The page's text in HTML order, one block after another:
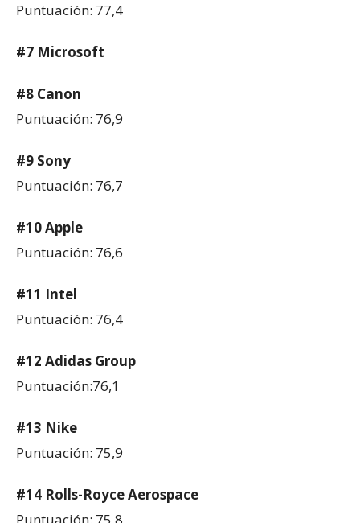
Puntuación: 77,4
#7 Microsoft
#8 Canon
Puntuación: 76,9
#9 Sony
Puntuación: 76,7
#10 Apple
Puntuación: 76,6
#11 Intel
Puntuación: 76,4
#12 Adidas Group
Puntuación:76,1
#13 Nike
Puntuación: 75,9
#14 Rolls-Royce Aerospace